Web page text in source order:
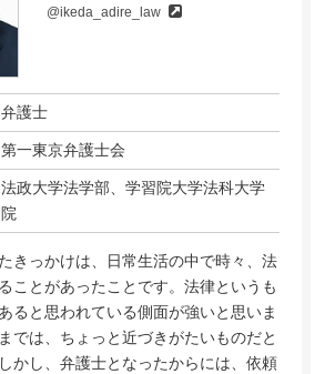
@ikeda_adire_law
弁護士
第一東京弁護士会
法政大学法学部、学習院大学法科大学
院
きっかけは、日常生活の中で時々、法
ことがあったことです。法律というも
ると思われている側面が強いと思いま
では、ちょっと近づきがたいものだと
かし、弁護士となったからには、依頼